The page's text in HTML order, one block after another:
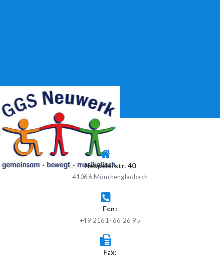
GGS NEUWERK
Gemeinschaftsgrundschule Neuwerk
Nespelerstr. 40
41066 Mönchengladbach
Fon:
+49 2161- 66 26 95
Fax: